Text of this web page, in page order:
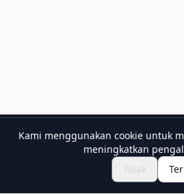
Holiday Travel
Discover Amazing Experiences in
Kami menggunakan cookie untuk
meningkatkan
Tolak